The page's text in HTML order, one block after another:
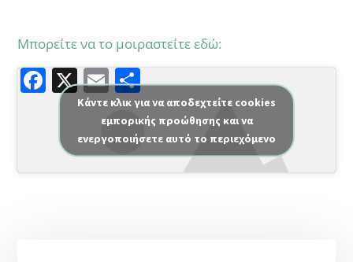
Μπορείτε να το μοιραστείτε εδώ:
F
a
e
b
X E
m
ai
l
Μ
οι
ρ
α
σ
Κάντε κλικ για να αποδεχτείτε cookies
εμπορικής προώθησης και να
ενεργοποιήσετε αυτό το περιεχόμενο